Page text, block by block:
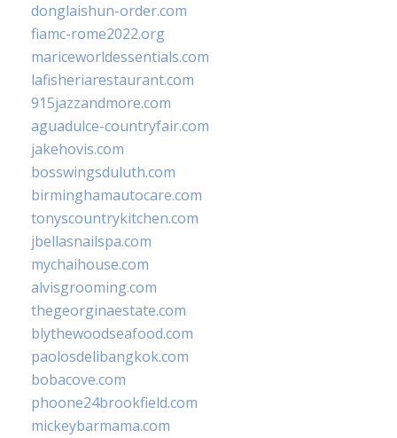
donglaishun-order.com
fiamc-rome2022.org
mariceworldessentials.com
lafisheriarestaurant.com
915jazzandmore.com
aguadulce-countryfair.com
jakehovis.com
bosswingsduluth.com
birminghamautocare.com
tonyscountrykitchen.com
jbellasnailspa.com
mychaihouse.com
alvisgrooming.com
thegeorginaestate.com
blythewoodseafood.com
paolosdelibangkok.com
bobacove.com
phoone24brookfield.com
mickeybarmama.com